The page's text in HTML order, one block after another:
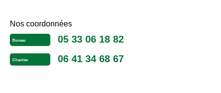
Nos coordonnées
Bureau 05 33 06 18 82
Chantier 06 41 34 68 67